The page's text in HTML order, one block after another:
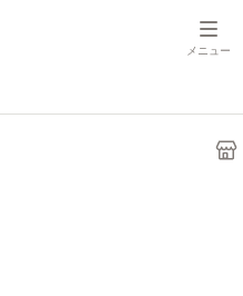
メニュー